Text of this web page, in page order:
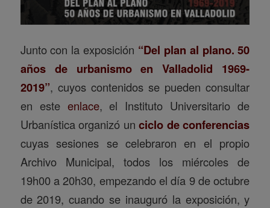
Junto con la exposición “Del plan al plano. 50
años de urbanismo en Valladolid 1969-
2019”, cuyos contenidos se pueden consultar
en este enlace, el Instituto Universitario de
Urbanística organizó unciclo de conferencias
cuyas sesiones se celebraron en el propio
Archivo Municipal, todos los miércoles de
19h00 a 20h30, empezando el día 9 de octubre
de 2019, cuando se inauguró la exposición, y